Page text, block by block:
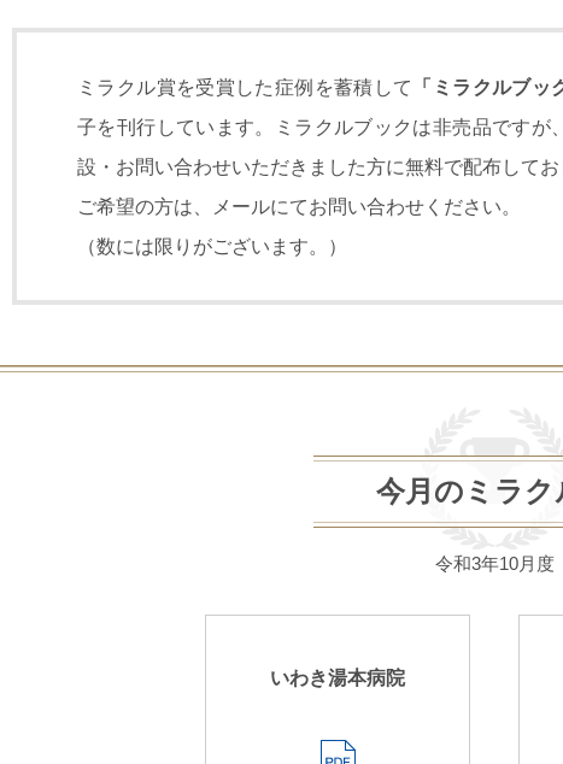
ミラクル賞を受賞した症例を蓄積して 「ミラクルブッ
子を刊行しています。ミラクルブックは非売品ですが
設・お問い合わせいただきました方に無料で配布してお
ご希望の方は、メールにてお問い合わせください。
（数には限りがございます。）
今月のミラク
令和3年10月度
いわき湯本病院